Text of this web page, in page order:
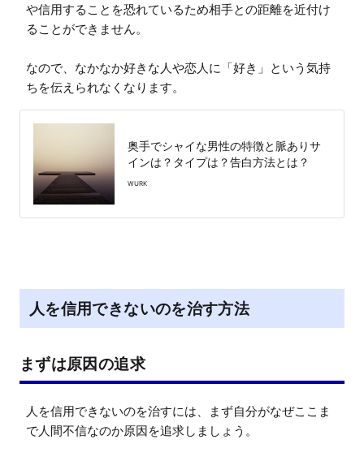
や信用することを恐れているため相手との距離を近付け
ることができません。
なので、なかなか好きな人や恋人に「好き」という気持
ちを伝えられなくなります。
奥手でシャイな男性の特徴と脈ありサ
インは？タイプは？告白方法とは？
WURK
人を信用できないのを治す方法
まずは原因の追求
人を信用できないのを治すには、まず自分がなぜここま
で人間不信なのか原因を追求しましょう。